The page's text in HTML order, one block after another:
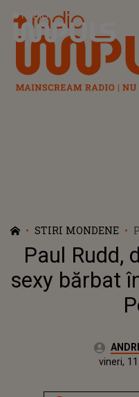
Radio Impuls
STIRI MONDENE
Paul Rudd,
sexy bărbat
Autor:
joi, 11 noiembrie 2021vineri,